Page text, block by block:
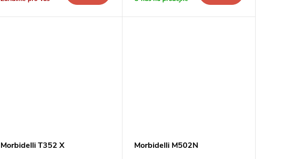
Morbidelli T352 X Morbidelli M502N